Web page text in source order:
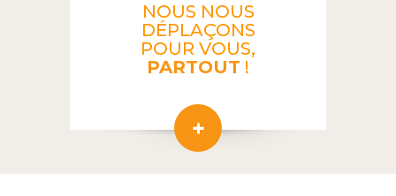
NOUS NOUS
DÉPLAÇONS
POUR VOUS,
PARTOUT !